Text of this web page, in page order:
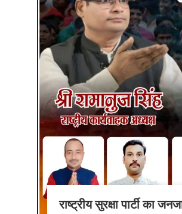
राष्ट्रीय सुरक्षा पार्टी का